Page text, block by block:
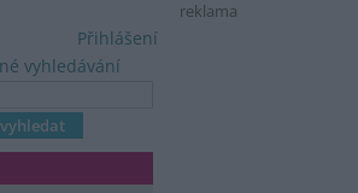
reklama
vyhledávání
Přihlášení